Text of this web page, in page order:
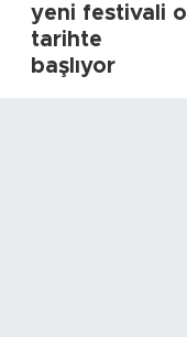
yeni festivali o
tarihte
başlıyor